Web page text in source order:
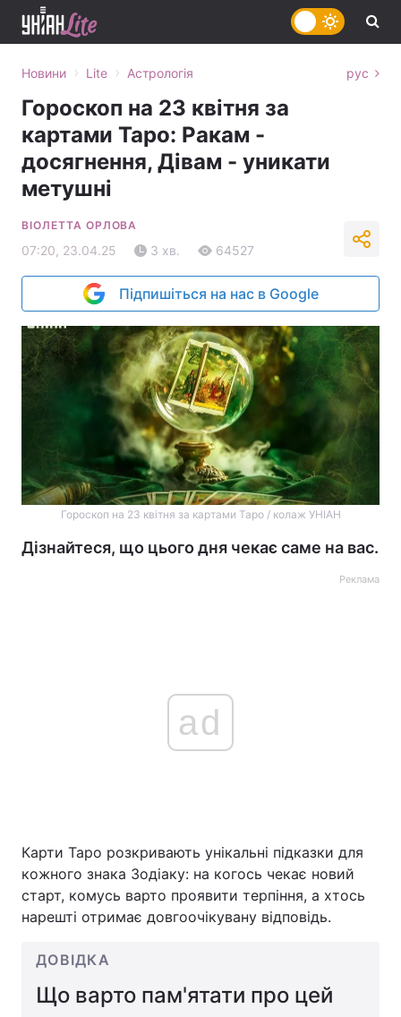
Головна Війна
Україна Політика
Економіка
Спорт Наука
Новини › Lite › Астрологія рус
Гороскоп на 23 квітня за
картами Таро: Ракам -
досягнення, Дівам - уникати
метушні
ВІОЛЕТТА ОРЛОВА
07:20, 23.04.25 3 хв. 64527
Підпишіться на нас в Google
Гороскоп на 23 квітня за картами Таро / колаж УНІАН
Дізнайтеся, що цього дня чекає саме на вас.
Реклама
ad
Карти Таро розкривають унікальні підказки для
кожного знака Зодіаку: на когось чекає новий
старт, комусь варто проявити терпіння, а хтось
нарешті отримає довгоочікувану відповідь.
ДОВІДКА
Що варто пам'ятати про цей